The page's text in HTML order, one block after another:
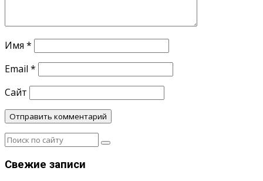
Имя *
Email *
Сайт
Свежие записи